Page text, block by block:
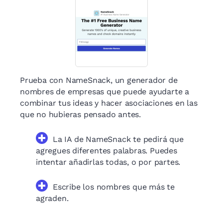
Prueba con NameSnack, un generador de
nombres de empresas que puede ayudarte a
combinar tus ideas y hacer asociaciones en las
que no hubieras pensado antes.
La IA de NameSnack te pedirá que
agregues diferentes palabras. Puedes
intentar añadirlas todas, o por partes.
Escribe los nombres que más te
agraden.